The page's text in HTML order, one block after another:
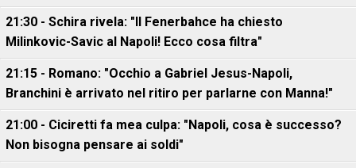
21:30 - Schira rivela: "Il Fenerbahce ha chiesto
Milinkovic-Savic al Napoli! Ecco cosa filtra"
21:15 - Romano: "Occhio a Gabriel Jesus-Napoli,
Branchini è arrivato nel ritiro per parlarne con Manna!"
21:00 - Ciciretti fa mea culpa: "Napoli, cosa è successo?
Non bisogna pensare ai soldi"